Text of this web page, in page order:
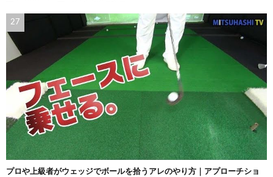
プロや上級者がウェッジでボールを拾うアレのやり方｜アプローチショ